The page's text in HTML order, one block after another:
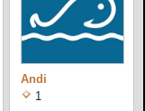
Andi
1